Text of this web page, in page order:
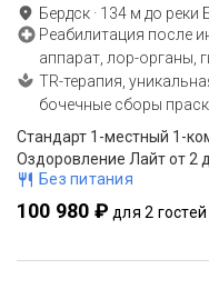
Бердск · 134 м до реки
Реабилитация после
аппарат, лор-органы,
TR-терапия,
бочечные сборы
Стандарт 1-местный 1-
Без питания
100 980 ₽ для 2 гостей